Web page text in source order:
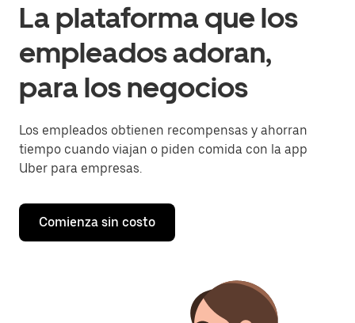
La plataforma que los
empleados adoran,
para los negocios
Los empleados obtienen recompensas y ahorran
tiempo cuando viajan o piden comida con la app
Uber para empresas.
Comienza sin costo